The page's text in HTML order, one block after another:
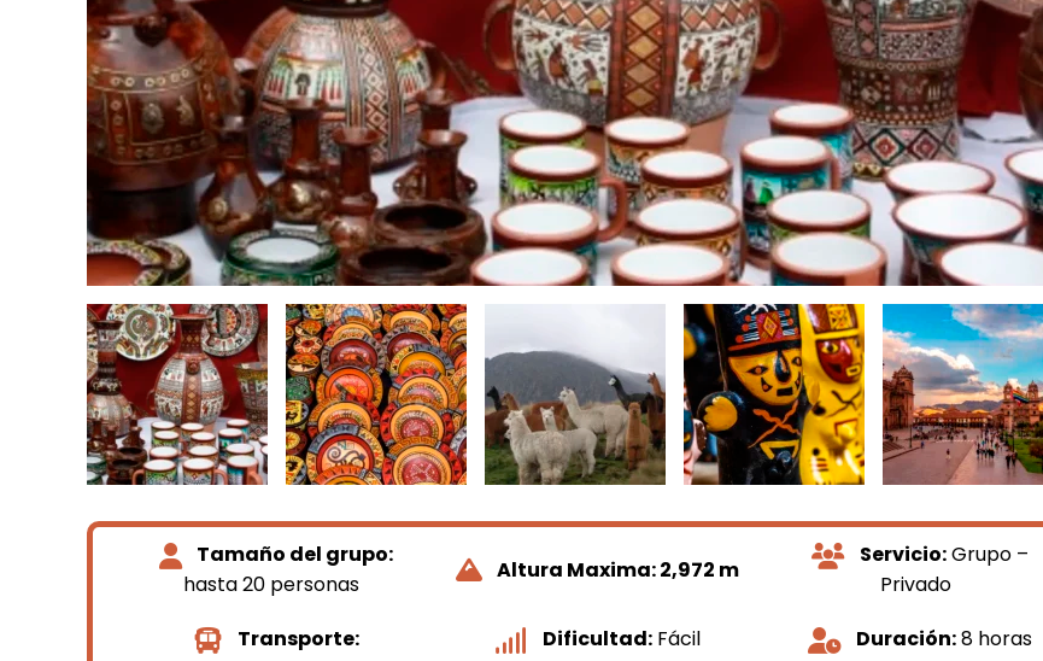
Tamaño del grupo:
hasta 20 personas
Altura Maxima: 2,972 m
Servicio:Grupo –
Privado
Transporte:
Dificultad: Fácil Duración:8 horas